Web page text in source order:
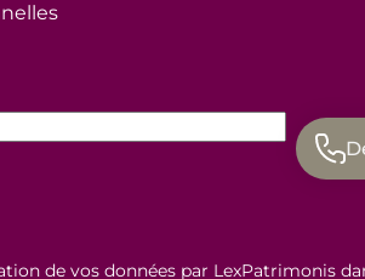
de vos données par LexPatrimonis